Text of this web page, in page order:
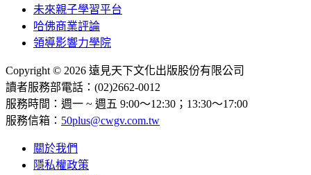
未來親子學習平台
哈佛商業評論
領導影響力學院
Copyright © 2026 遠見天下文化出版股份有限公司
讀者服務部電話：(02)2662-0012
服務時間：週一 ~ 週五 9:00～12:30；13:30～17:00
服務信箱： 50plus@cwgv.com.tw
關於我們
隱私權政策